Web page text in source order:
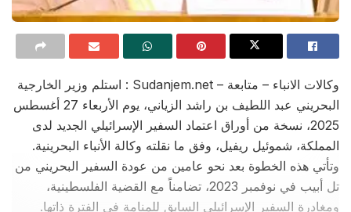
وكالات الانباء – متابعة – Sudanjem.net : استلم وزير الخارجية
البحريني عبد اللطيف بن راشد الزياني، يوم الأربعاء 27 أغسطس
2025، نسخة من أوراق اعتماد السفير الإسرائيلي الجديد لدى
شموئيل ريفيل، وفق ما نقلته وكالة الأنباء البحرينية.
هذه الخطوة بعد نحو عامين من عودة السفير البحريني من
تل أبيب في نوفمبر 2023، تضامناً مع القضية الفلسطينية،
السفير الإسرائيلي السابق للمنامة في الفترة ذاتها.